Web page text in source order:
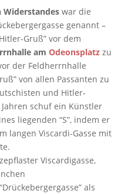
Widerstandes war die
genannt –
Gruß” vor dem
am Odeonsplatz zu
der Feldherrnhalle
von allen Passanten zu
und Hitler-
schuf ein Künstler
liegenden “S”, indem er
langen Viscardi-Gasse mit
als